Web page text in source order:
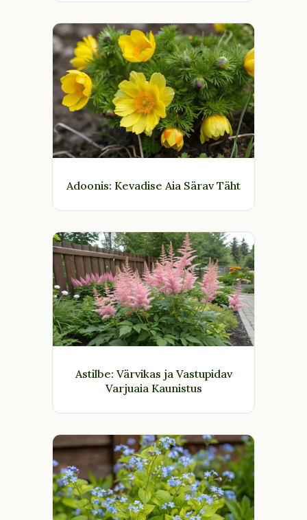
Adoonis: Kevadise Aia Särav Täht
Astilbe: Värvikas ja Vastupidav
Varjuaia Kaunistus